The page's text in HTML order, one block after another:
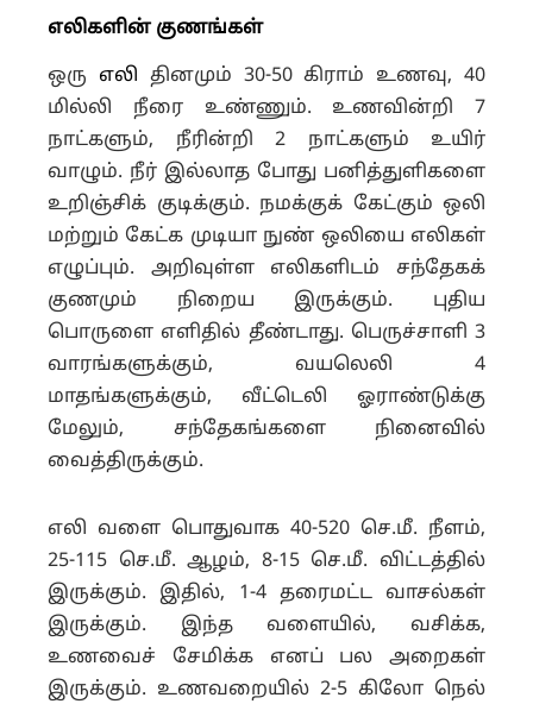
எலிகளின் குணங்கள்
ஒரு எலி தினமும் 30-50 கிராம் உணவு, 40
மில்லி நீரை உண்ணும். உணவின்றி 7
நாட்களும், நீரின்றி 2 நாட்களும் உயிர்
வாழும். நீர் இல்லாத போது பனித்துளிகளை
உறிஞ்சிக் குடிக்கும். நமக்குக் கேட்கும் ஒலி
மற்றும் கேட்க முடியா நுண் ஒலியை எலிகள்
எழுப்பும். அறிவுள்ள எலிகளிடம் சந்தேகக்
குணமும் நிறைய இருக்கும். புதிய
பொருளை எளிதில் தீண்டாது. பெருச்சாளி 3
வாரங்களுக்கும், வயலெலி 4
மாதங்களுக்கும், வீட்டெலி ஓராண்டுக்கு
மேலும், சந்தேகங்களை நினைவில்
வைத்திருக்கும்.
எலி வளை பொதுவாக 40-520 செ.மீ. நீளம்,
25-115 செ.மீ. ஆழம், 8-15 செ.மீ. விட்டத்தில்
இருக்கும். இதில், 1-4 தரைமட்ட வாசல்கள்
இருக்கும். இந்த வளையில், வசிக்க,
உணவைச் சேமிக்க எனப் பல அறைகள்
இருக்கும். உணவறையில் 2-5 கிலோ நெல்